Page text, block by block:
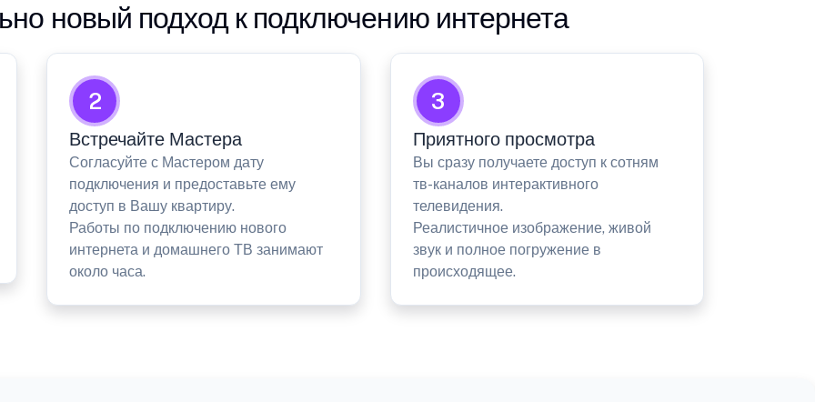
новый подход к подключению интернета
2
Встречайте Мастера
Согласуйте с Мастером дату
подключения и предоставьте ему
доступ в Вашу квартиру.
Работы по подключению нового
интернета и домашнего ТВ занимают
около часа.
3
Приятного просмотра
Вы сразу получаете доступ к сотням
тв-каналов интерактивного
телевидения.
Реалистичное изображение, живой
звук и полное погружение в
происходящее.